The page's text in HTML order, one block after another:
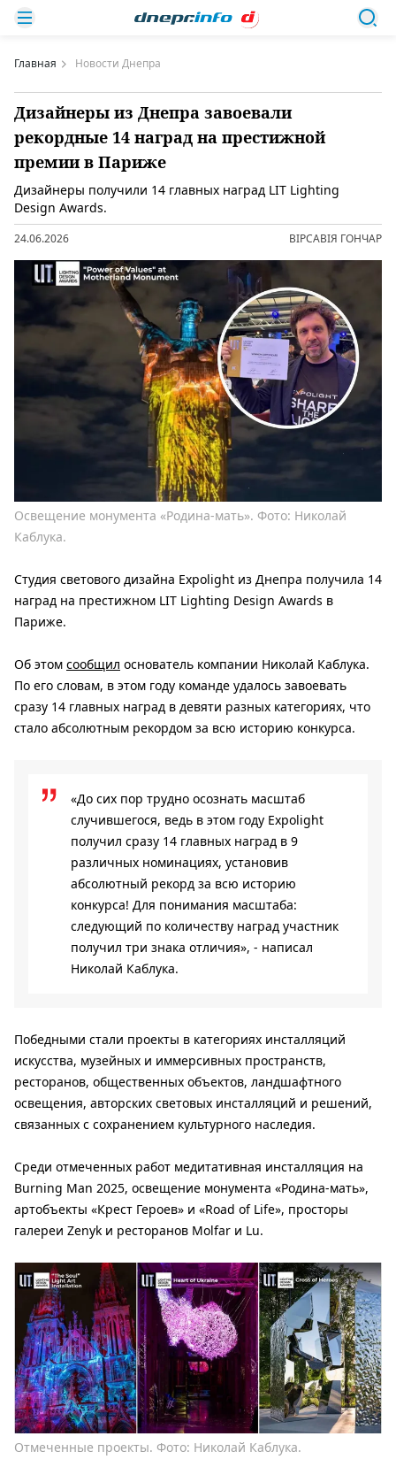
Главная Новости Днепра
Дизайнеры из Днепра завоевали
рекордные 14 наград на престижной
премии в Париже
Дизайнеры получили 14 главных наград LIT Lighting
Design Awards.
24.06.2026 ВІРСАВІЯ ГОНЧАР
Освещение монумента «Родина-мать». Фото: Николай
Каблука.
Студия светового дизайна Expolight из Днепра получила 14
наград на престижном LIT Lighting Design Awards в
Париже.
Об этом сообщил основатель компании Николай Каблука.
По его словам, в этом году команде удалось завоевать
сразу 14 главных наград в девяти разных категориях, что
стало абсолютным рекордом за всю историю конкурса.
«До сих пор трудно осознать масштаб
случившегося, ведь в этом году Expolight
получил сразу 14 главных наград в 9
различных номинациях, установив
абсолютный рекорд за всю историю
конкурса! Для понимания масштаба:
следующий по количеству наград участник
получил три знака отличия», - написал
Николай Каблука.
Победными стали проекты в категориях инсталляций
искусства, музейных и иммерсивных пространств,
ресторанов, общественных объектов, ландшафтного
освещения, авторских световых инсталляций и решений,
связанных с сохранением культурного наследия.
Среди отмеченных работ медитативная инсталляция на
Burning Man 2025, освещение монумента «Родина-мать»,
артобъекты «Крест Героев» и «Road of Life», просторы
галереи Zenyk и ресторанов Molfar и Lu.
Отмеченные проекты. Фото: Николай Каблука.